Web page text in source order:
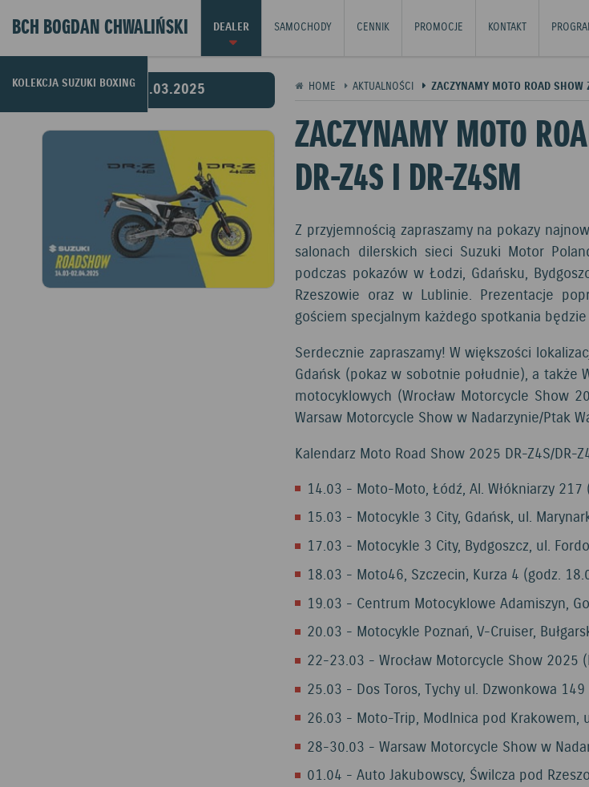
BCH BOGDAN CHWALIŃSKI DEALER SAMOCHODY CENNIK PROMOCJE KONTAKT
KOLEKCJA SUZUKI BOXING07.03.2025 HOME AKTUALNOŚCI ZACZYNAMY MOTO ROAD SHOW
ZACZYNAMY MOTO
DR-Z4S I DR-Z4SM
Z przyjemnością zapraszamy na pokazy
salonach dilerskich sieci Suzuki Motor
podczas pokazów w Łodzi, Gdańsku,
Rzeszowie oraz w Lublinie. Prezentacje
gościem specjalnym każdego spotkania
Serdecznie zapraszamy! W większości
Gdańsk (pokaz w sobotnie południe), a także
motocyklowych (Wrocław Motorcycle Show
Warsaw Motorcycle Show w Nadarzynie/Ptak
Kalendarz Moto Road Show 2025 DR-Z4S/DR-
14.03 - Moto-Moto, Łódź, Al. Włókniarzy 217
15.03 - Motocykle 3 City, Gdańsk, ul.
17.03 - Motocykle 3 City, Bydgoszcz, ul.
18.03 - Moto46, Szczecin, Kurza 4 (godz.
19.03 - Centrum Motocyklowe Adamiszyn,
20.03 - Motocykle Poznań, V-Cruiser,
22-23.03 - Wrocław Motorcycle Show 2025
25.03 - Dos Toros, Tychy ul. Dzwonkowa
26.03 - Moto-Trip, Modlnica pod Krakowem,
28-30.03 - Warsaw Motorcycle Show w
01.04 - Auto Jakubowscy, Świlcza pod